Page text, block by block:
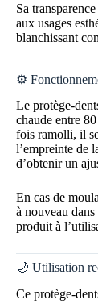
Sa
aux usages
blanchissant
⚙️
Le protège-
chaude entre
fois ramolli, il
l’empreinte de
d’obtenir un
En cas de
à nouveau
produit à
🌙 Utilisation
Ce protège-